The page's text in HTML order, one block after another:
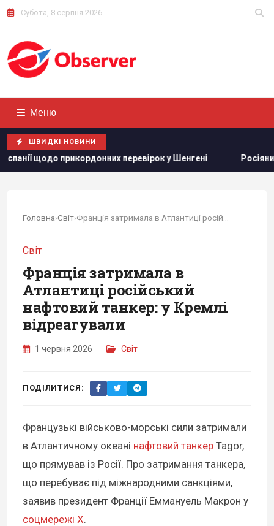
Субота, 8 серпня 2026
Меню
ШВИДКІ НОВИНИ
перевірок у Шенгені Росіяни вчергове
Головна›Світ›
Світ
Франція затримала в
Атлантиці російський
нафтовий танкер: у Кремлі
відреагували
1 червня 2026 Світ
ПОДІЛИТИСЯ:
Французькі військово-морські сили затримали
в Атлантичному океані нафтовий танкер Tagor,
що прямував із Росії. Про затримання танкера,
що перебуває під міжнародними санкціями,
заявив президент Франції Еммануель Макрон у
соцмережі X.